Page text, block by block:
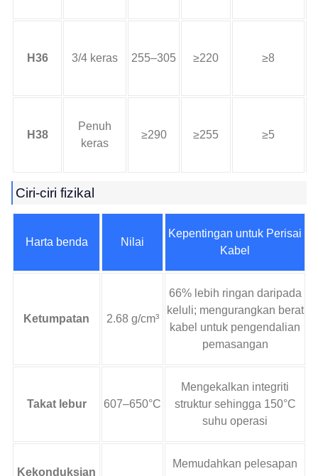
H36 3/4 keras 255–305 ≥220
≥8
H38
Penuh
keras
≥290 ≥255 ≥5
Ciri-ciri fizikal
Harta benda Nilai
Kepentingan untuk Perisai
Kabel
Ketumpatan 2.68 g/cm³
66% lebih ringan daripada
keluli; mengurangkan berat
kabel untuk pengendalian
pemasangan
Takat lebur 607–650°C
Mengekalkan integriti
struktur sehingga 150°C
suhu operasi
Kekonduksian
Memudahkan pelesapan